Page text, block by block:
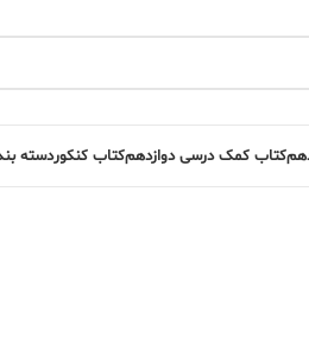
کتاب کمک درسی دوازدهمکتاب کنکوردسته